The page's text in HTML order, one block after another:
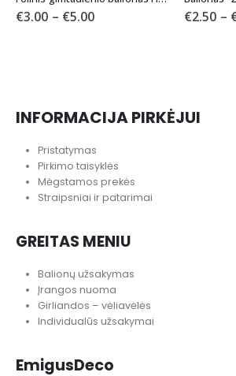
€3.00 – €5.00 €2.50 –
INFORMACIJA PIRKĖJUI
Pristatymas
Pirkimo taisyklės
Mėgstamos prekės
Straipsniai ir patarimai
GREITAS MENIU
Balionų užsakymas
Įrangos nuoma
Girliandos – vėliavėlės
Individualūs užsakymai
EmigusDeco